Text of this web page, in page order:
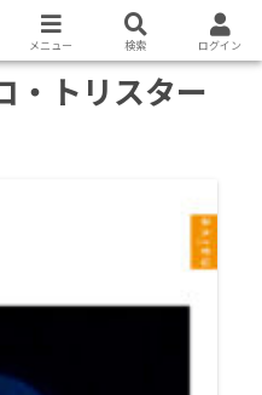
・トリスター
メニュー 検索 ログイン